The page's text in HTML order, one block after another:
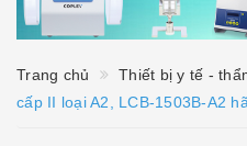
Trang chủ Thiết bị y tế -
cấp II loại A2, LCB-1503B-A2